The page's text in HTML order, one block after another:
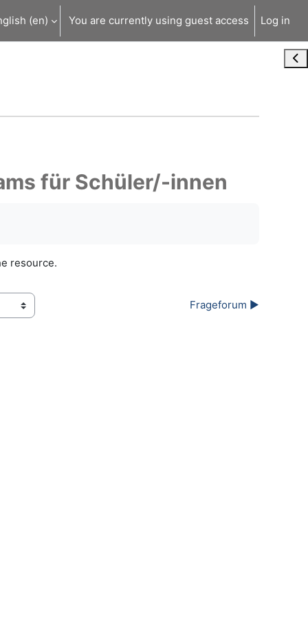
‎(en)‎ You are currently using guest access Log in
für Schüler/-innen
resource.
Frageforum ▶︎